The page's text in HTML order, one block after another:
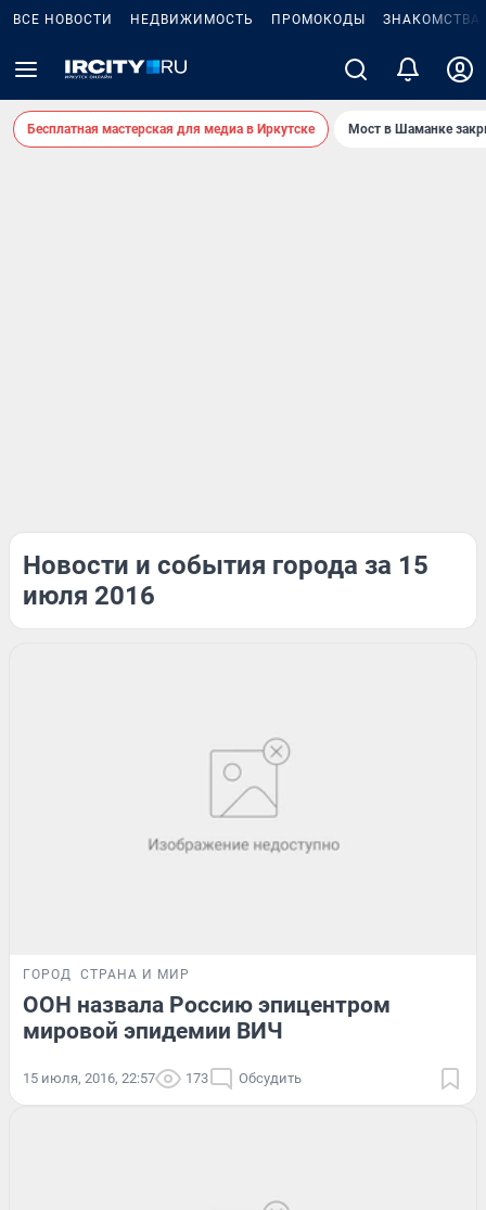
ВСЕ НОВОСТИ НЕДВИЖИМОСТЬ ПРОМОКОДЫ ЗНАКОМСТВА
Бесплатная мастерская для медиа в Иркутске Мост в Шаманке
Новости и события города за 15
июля 2016
ГОРОД СТРАНА И МИР
ООН назвала Россию эпицентром
мировой эпидемии ВИЧ
15 июля, 2016, 22:57 173 Обсудить